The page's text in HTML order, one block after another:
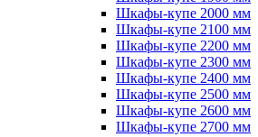
Шкафы-купе 2000 мм
Шкафы-купе 2100 мм
Шкафы-купе 2200 мм
Шкафы-купе 2300 мм
Шкафы-купе 2400 мм
Шкафы-купе 2500 мм
Шкафы-купе 2600 мм
Шкафы-купе 2700 мм